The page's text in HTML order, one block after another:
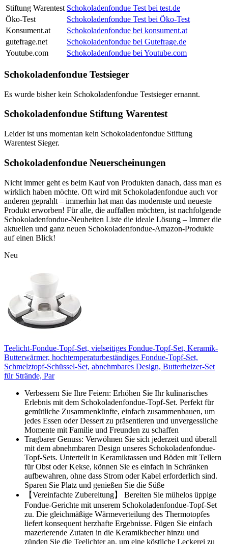
Stiftung Warentest Schokoladenfondue Test bei test.de
Öko-Test
Schokoladenfondue Test bei Öko-Test
Konsument.at
Schokoladenfondue bei konsument.at
gutefrage.net
Schokoladenfondue bei Gutefrage.de
Youtube.com
Schokoladenfondue bei Youtube.com
Schokoladenfondue Testsieger
Es wurde bisher kein Schokoladenfondue Testsieger ernannt.
Schokoladenfondue Stiftung Warentest
Leider ist uns momentan kein Schokoladenfondue Stiftung
Warentest Sieger.
Schokoladenfondue Neuerscheinungen
Nicht immer geht es beim Kauf von Produkten danach, dass man es
wirklich haben möchte. Oft wird mit Schokoladenfondue auch vor
anderen geprahlt – immerhin hat man das modernste und neueste
Produkt erworben! Für alle, die auffallen möchten, ist nachfolgende
Schokoladenfondue-Neuheiten Liste die ideale Lösung – Immer die
aktuellen und ganz neuen Schokoladenfondue-Amazon-Produkte
auf einen Blick!
Neu
Teelicht-Fondue-Topf-Set, vielseitiges Fondue-Topf-Set, Keramik-
Butterwärmer, hochtemperaturbeständiges Fondue-Topf-Set,
Schmelztopf-Schüssel-Set, abnehmbares Design, Butterheizer-Set
für Strände, Par
Verbessern Sie Ihre Feiern: Erhöhen Sie Ihr kulinarisches
Erlebnis mit dem Schokoladenfondue-Topf-Set. Perfekt für
gemütliche Zusammenkünfte, einfach zusammenbauen, um
jedes Essen oder Dessert zu präsentieren und unvergessliche
Momente mit Familie und Freunden zu schaffen
Tragbarer Genuss: Verwöhnen Sie sich jederzeit und überall
mit dem abnehmbaren Design unseres Schokoladenfondue-
Topf-Sets. Unterteilt in Keramiktassen und Böden mit Tellern
für Obst oder Kekse, können Sie es einfach in Schränken
aufbewahren, ohne dass Strom oder Kabel erforderlich sind.
Sparen Sie Platz und genießen Sie die Süße
【Vereinfachte Zubereitung】 Bereiten Sie mühelos üppige
Fondue-Gerichte mit unserem Schokoladenfondue-Topf-Set
zu. Die gleichmäßige Wärmeverteilung des Thermotopfes
liefert konsequent herzhafte Ergebnisse. Fügen Sie einfach
mazerierende Zutaten in die Keramikbecher hinzu und
zünden Sie die Teelichter an, um eine köstliche Leckerei zu